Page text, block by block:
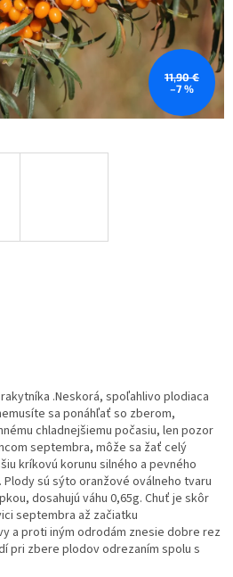
11,90 €
–7 %
.Neskorá, spoľahlivo plodiaca
sa ponáhľať so zberom,
chladnejšiemu počasiu, len pozor
septembra, môže sa žať celý
kríkovú korunu silného a pevného
sú sýto oranžové oválneho tvaru
dosahujú váhu 0,65g. Chuť je skôr
septembra až začiatku
a proti iným odrodám znesie dobre rez
pri zbere plodov odrezaním spolu s